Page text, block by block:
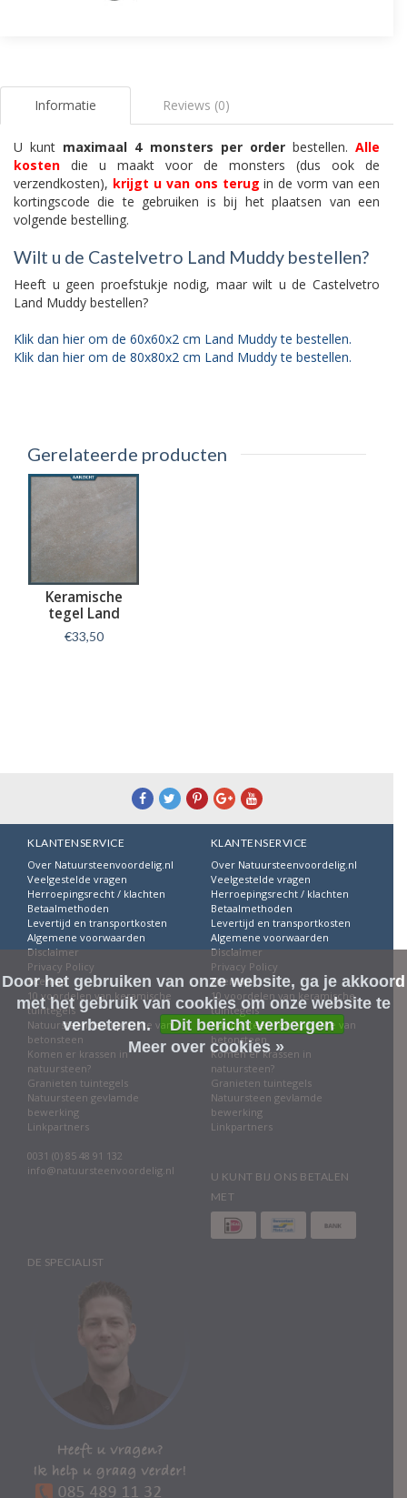
Informatie Reviews (0)
U kunt maximaal 4 monsters per order bestellen. Alle
kosten die u maakt voor de monsters (dus ook de
verzendkosten), krijgt u van ons terug in de vorm van een
kortingscode die te gebruiken is bij het plaatsen van een
volgende bestelling.
Wilt u de Castelvetro Land Muddy bestellen?
Heeft u geen proefstukje nodig, maar wilt u de Castelvetro
Land Muddy bestellen?
Klik dan hier om de 60x60x2 cm Land Muddy te bestellen.
Klik dan hier om de 80x80x2 cm Land Muddy te bestellen.
Gerelateerde producten
Keramische
tegel Land
Muddy 60x60x2
cm
€33,50
KLANTENSERVICE
Over Natuursteenvoordelig.nl
Veelgestelde vragen
Herroepingsrecht / klachten
Betaalmethoden
Levertijd en transportkosten
Algemene voorwaarden
Disclaimer
Privacy Policy
Sitemap
10 voordelen van keramische
tuintegels
Natuursteen ten opzichte van
betonsteen
Komen er krassen in
natuursteen?
Granieten tuintegels
Natuursteen gevlamde
bewerking
Linkpartners
0031 (0) 85 48 91 132
info@natuursteenvoordelig.nl
KLANTENSERVICE
Over Natuursteenvoordelig.nl
Veelgestelde vragen
Herroepingsrecht / klachten
Betaalmethoden
Levertijd en transportkosten
Algemene voorwaarden
Disclaimer
Privacy Policy
Sitemap
10 voordelen van keramische
tuintegels
Natuursteen ten opzichte van
betonsteen
Komen er krassen in
natuursteen?
Granieten tuintegels
Natuursteen gevlamde
bewerking
Linkpartners
U KUNT BIJ ONS BETALEN
MET
DE SPECIALIST
Door het gebruiken van onze website, ga je akkoord
met het gebruik van cookies om onze website te
verbeteren.
Dit bericht verbergen
Meer over cookies »